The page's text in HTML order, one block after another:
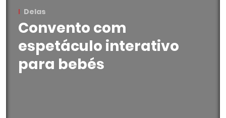
Delas
Convento com
espetáculo interativo
para bebés